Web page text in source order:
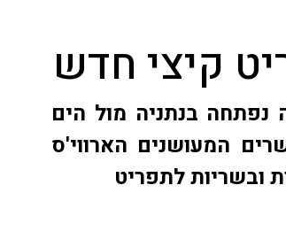
קיצי חדש
בנתניה מול הים
המעושנים הארווי'ס
ובשריות לתפריט